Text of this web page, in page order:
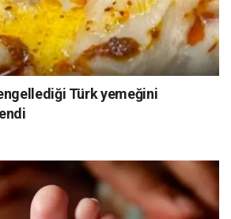
Türk yemeğini